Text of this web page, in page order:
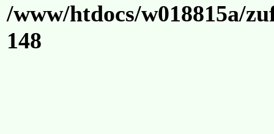
/www/htdocs/w018815a/
148